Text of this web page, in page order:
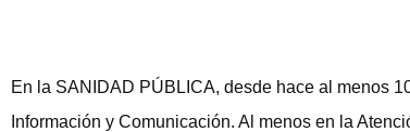
En la SANIDAD PÚBLICA, desde hace al menos
Información y Comunicación. Al menos en la